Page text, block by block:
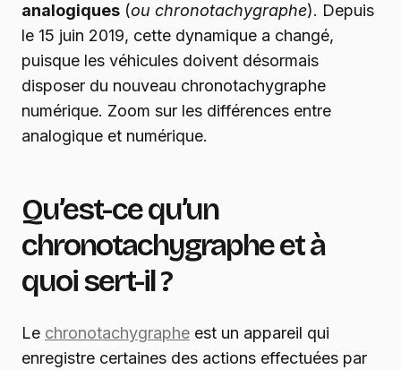
analogiques (ou chronotachygraphe). Depuis
le 15 juin 2019, cette dynamique a changé,
puisque les véhicules doivent désormais
disposer du nouveau chronotachygraphe
numérique. Zoom sur les différences entre
analogique et numérique.
Qu’est-ce qu’un
chronotachygraphe et à
quoi sert-il ?
Le chronotachygraphe est un appareil qui
enregistre certaines des actions effectuées par